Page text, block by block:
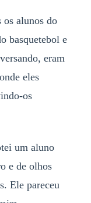
os alunos do
basquetebol e
eram
eles
os
um aluno
e de olhos
Ele pareceu